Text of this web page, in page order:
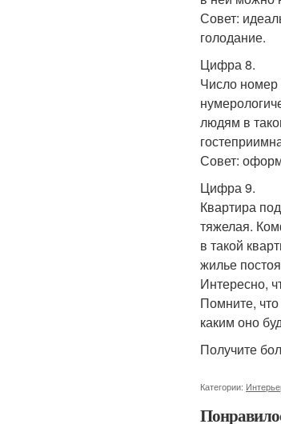
Совет:
голодание.
Цифра 8.
Число номер
людям в
Совет:
Цифра 9.
Квартира
тяжелая.
в такой
жилье
Интересно,
Помните,
каким оно
Получите
Категории: